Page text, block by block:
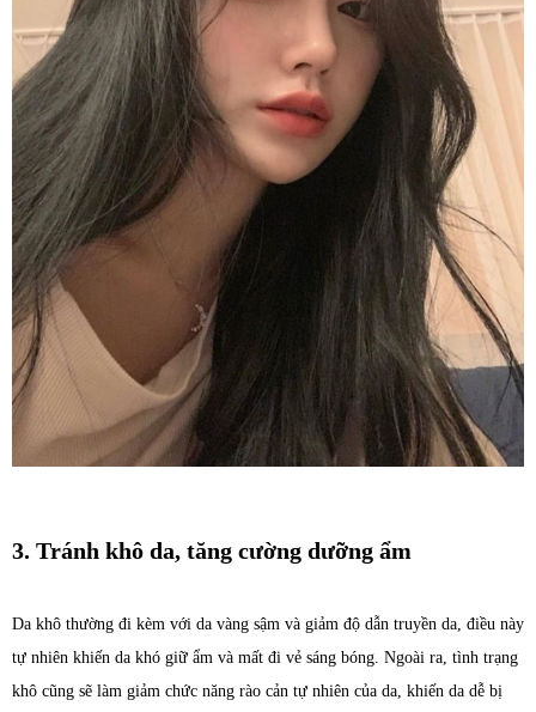
3. Tránh khô da, tăng cường dưỡng ẩm
Da khô thường đi kèm với da vàng sậm và giảm độ dẫn truyền da, điều này
tự nhiên khiến da khó giữ ẩm và mất đi vẻ sáng bóng. Ngoài ra, tình trạng
khô cũng sẽ làm giảm chức năng rào cản tự nhiên của da, khiến da dễ bị